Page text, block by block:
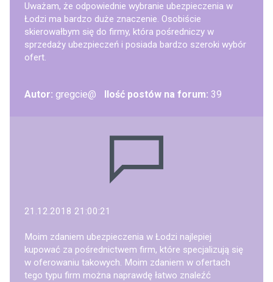
Uważam, że odpowiednie wybranie ubezpieczenia w
Łodzi ma bardzo duże znaczenie. Osobiście
skierowałbym się do firmy, która pośredniczy w
sprzedaży ubezpieczeń i posiada bardzo szeroki wybór
ofert.
Autor: gregcie@ Ilość postów na forum: 39
21.12.2018 21:00:21
Moim zdaniem ubezpieczenia w Łodzi najlepiej
kupować za pośrednictwem firm, które specjalizują się
w oferowaniu takowych. Moim zdaniem w ofertach
tego typu firm można naprawdę łatwo znaleźć